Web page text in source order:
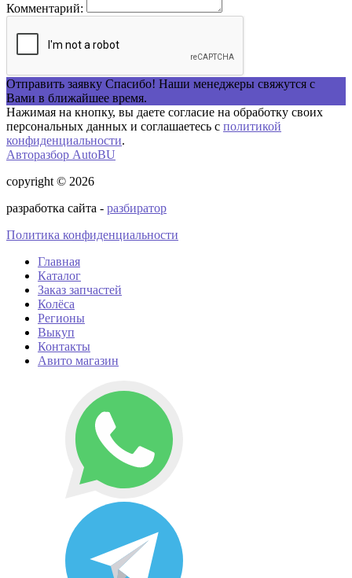
Комментарий:
Отправить заявку Спасибо! Наши менеджеры свяжутся с
Вами в ближайшее время.
Нажимая на кнопку, вы даете согласие на обработку своих
персональных данных и соглашаетесь с политикой
конфиденциальности.
Авторазбор AutoBU
copyright © 2026
разработка сайта - разбиратор
Политика конфиденциальности
Главная
Каталог
Заказ запчастей
Колёса
Регионы
Выкуп
Контакты
Авито магазин